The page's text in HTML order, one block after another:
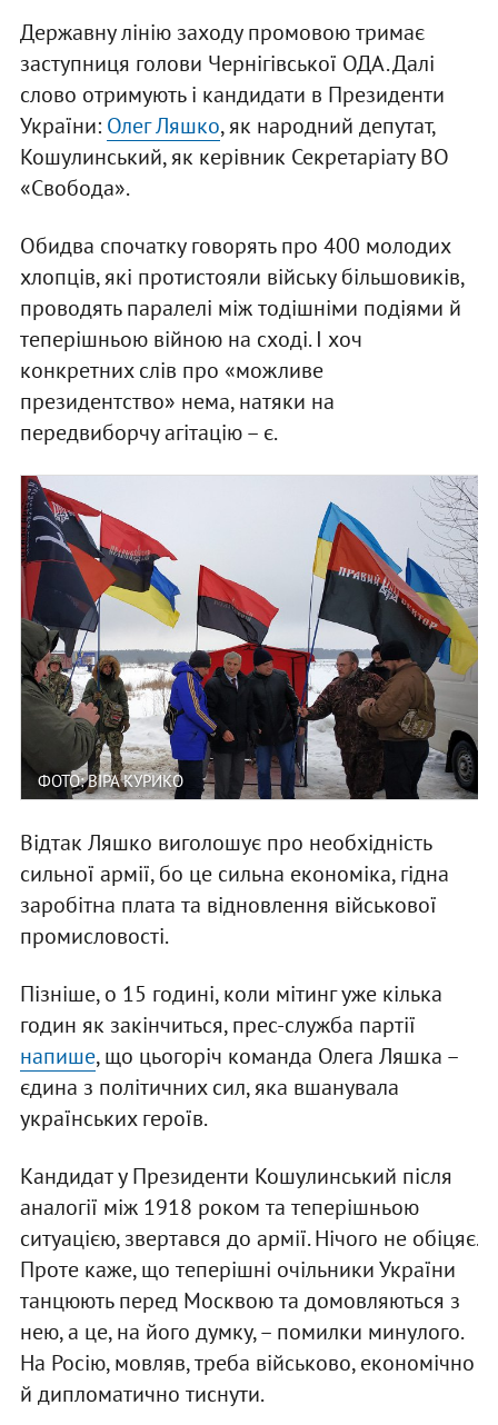
Державну лінію заходу промовою тримає
заступниця голови Чернігівської ОДА. Далі
слово отримують і кандидати в Президенти
України: Олег Ляшко, як народний депутат,
Кошулинський, як керівник Секретаріату ВО
«Свобода».
Обидва спочатку говорять про 400 молодих
хлопців, які протистояли війську більшовиків,
проводять паралелі між тодішніми подіями й
теперішньою війною на сході. І хоч
конкретних слів про «можливе
президентство» нема, натяки на
передвиборчу агітацію – є.
ФОТО: ВІРА КУРИКО
Відтак Ляшко виголошує про необхідність
сильної армії, бо це сильна економіка, гідна
заробітна плата та відновлення військової
промисловості.
Пізніше, о 15 годині, коли мітинг уже кілька
годин як закінчиться, прес-служба партії
напише, що цьогоріч команда Олега Ляшка –
єдина з політичних сил, яка вшанувала
українських героїв.
Кандидат у Президенти Кошулинський після
аналогії між 1918 роком та теперішньою
ситуацією, звертався до армії. Нічого не обіцяє.
Проте каже, що теперішні очільники України
танцюють перед Москвою та домовляються з
нею, а це, на його думку, – помилки минулого.
На Росію, мовляв, треба військово, економічно
й дипломатично тиснути.